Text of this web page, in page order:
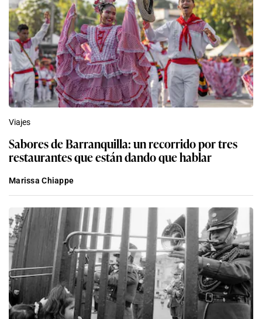
Viajes
Sabores de Barranquilla: un recorrido por tres
restaurantes que están dando que hablar
Marissa Chiappe